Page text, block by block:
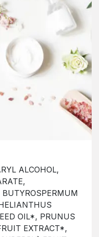
ALCOHOL,
OIL*, PRUNUS
EXTRACT*,